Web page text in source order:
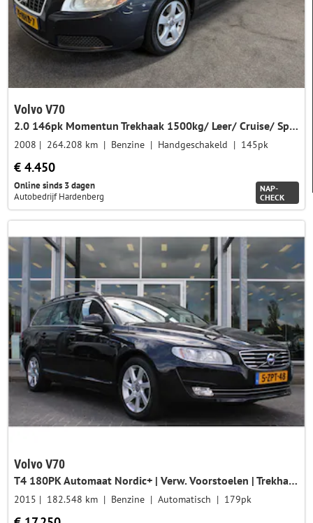
Volvo V70
2.0 146pk Momentun Trekhaak 1500kg/ Leer/ Cruise/ Spoiler/ LMV/ PDC
2008 264.208 km Benzine Handgeschakeld 145pk
€ 4.450
Online sinds 3 dagen
Autobedrijf Hardenberg
NAP-
CHECK
Volvo V70
T4 180PK Automaat Nordic+ | Verw. Voorstoelen | Trekhaak | PDC Achter | Verw. Voorruit | Leder |
2015 182.548 km Benzine Automatisch 179pk